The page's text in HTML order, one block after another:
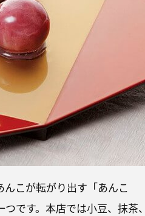
こが転がり出す「あんこ
です。本店では小豆、抹茶